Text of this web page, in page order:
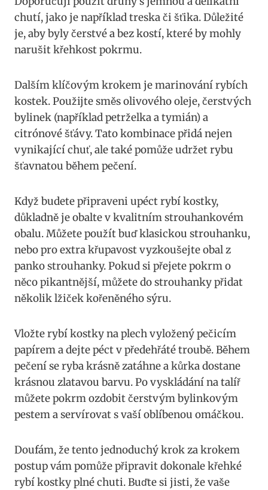
chutí, jako je například treska či šťika. Důležité
je, aby byly čerstvé a bez kostí, které by mohly
narušit křehkost pokrmu.
Dalším klíčovým krokem je marinování rybích
kostek. Použijte směs olivového oleje, čerstvých
bylinek (například petrželka a tymián) a
citrónové šťávy. Tato kombinace přidá nejen
vynikající chuť, ale také pomůže udržet rybu
šťavnatou během pečení.
Když budete připraveni upéct rybí kostky,
důkladně je obalte v kvalitním strouhankovém
obalu. Můžete použít buď klasickou strouhanku,
nebo pro extra křupavost vyzkoušejte obal z
panko strouhanky. Pokud si přejete pokrm o
něco pikantnější, můžete do strouhanky přidat
několik lžiček kořeněného sýru.
Vložte rybí kostky na plech vyložený pečicím
papírem a dejte péct v předehřáté troubě. Během
pečení se ryba krásně zatáhne a kůrka dostane
krásnou zlatavou barvu. Po vyskládání na talíř
můžete pokrm ozdobit čerstvým bylinkovým
pestem a servírovat s vaší oblíbenou omáčkou.
Doufám, že tento jednoduchý krok za krokem
postup vám pomůže připravit dokonale křehké
rybí kostky plné chuti. Buďte si jisti, že vaše